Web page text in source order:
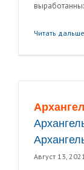
Читать дальше
Август 13,